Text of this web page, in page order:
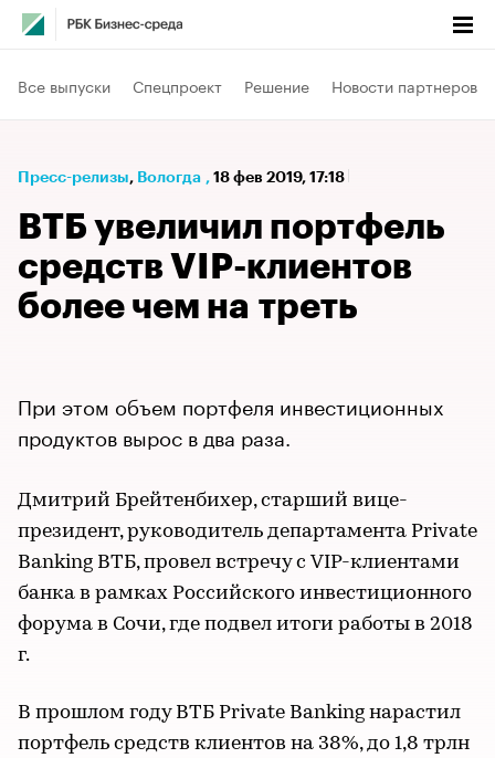
Все выпуски Спецпроект Решение Новости партнеров
Пресс-релизы⁠, Вологда , 18 фев 2019, 17:18
ВТБ увеличил портфель
средств VIP-клиентов
более чем на треть
При этом объем портфеля инвестиционных
продуктов вырос в два раза.
Дмитрий Брейтенбихер, старший вице-
президент, руководитель департамента Private
Banking ВТБ, провел встречу с VIP-клиентами
банка в рамках Российского инвестиционного
форума в Сочи, где подвел итоги работы в 2018
г.
В прошлом году ВТБ Private Banking нарастил
портфель средств клиентов на 38%, до 1,8 трлн